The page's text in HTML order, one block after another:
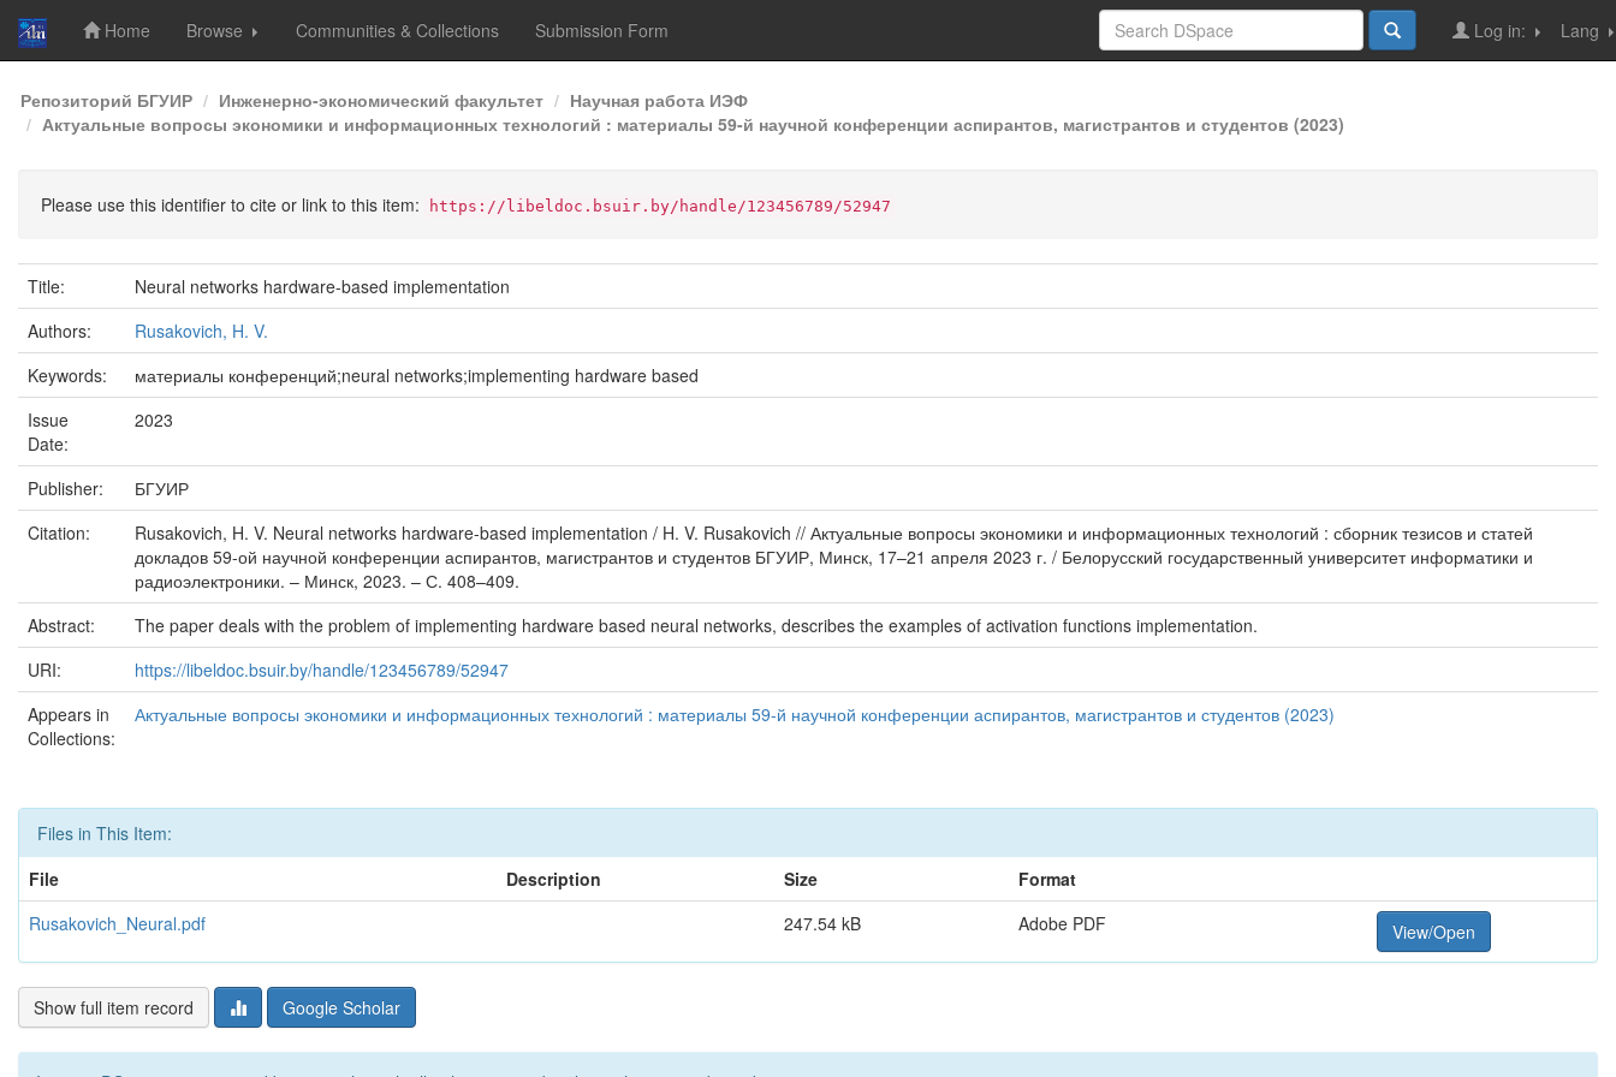
Skip
navigation
Home Browse Communities & Collections Submission Form Lang
Log in:
Репозиторий БГУИР Инженерно-экономический факультет
Научная работа ИЭФ
Актуальные вопросы экономики и информационных технологий : материалы 59-й научной конференции аспирантов, магистрантов и студентов (2023)
Please use this identifier to cite or link to this item: https://libeldoc.bsuir.by/handle/123456789/52947
Title:
Neural networks hardware-based implementation
Authors:
Rusakovich, H. V.
Keywords:
материалы конференций;neural networks;implementing hardware based
Issue
Date:
2023
Publisher:
БГУИР
Citation:
Rusakovich, H. V. Neural networks hardware-based implementation / H. V. Rusakovich // Актуальные вопросы экономики и информационных технологий : сборник тезисов и статей
докладов 59-ой научной конференции аспирантов, магистрантов и студентов БГУИР, Минск, 17–21 апреля 2023 г. / Белорусский государственный университет информатики и
радиоэлектроники. – Минск, 2023. – С. 408–409.
Abstract:
The paper deals with the problem of implementing hardware based neural networks, describes the examples of activation functions implementation.
URI:
https://libeldoc.bsuir.by/handle/123456789/52947
Appears in
Collections:
Актуальные вопросы экономики и информационных технологий : материалы 59-й научной конференции аспирантов, магистрантов и студентов (2023)
Files in This Item:
File
Description Size
Format
Rusakovich_Neural.pdf
247.54 kB Adobe PDF View/Open
Show full item record Google Scholar